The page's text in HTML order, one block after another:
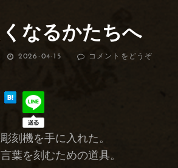
なるかたちへ
投
2026-04-15 コメントをどうぞ
刻機を手に入れた。
葉を刻むための道具。